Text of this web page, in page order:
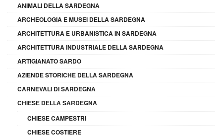
ANIMALI DELLA SARDEGNA
ARCHEOLOGIA E MUSEI DELLA SARDEGNA
ARCHITETTURA E URBANISTICA IN SARDEGNA
ARCHITETTURA INDUSTRIALE DELLA SARDEGNA
ARTIGIANATO SARDO
AZIENDE STORICHE DELLA SARDEGNA
CARNEVALI DI SARDEGNA
CHIESE DELLA SARDEGNA
CHIESE CAMPESTRI
CHIESE COSTIERE